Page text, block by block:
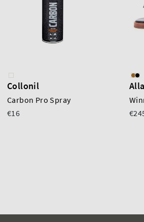
Collonil
Carbon Pro Spray
€16